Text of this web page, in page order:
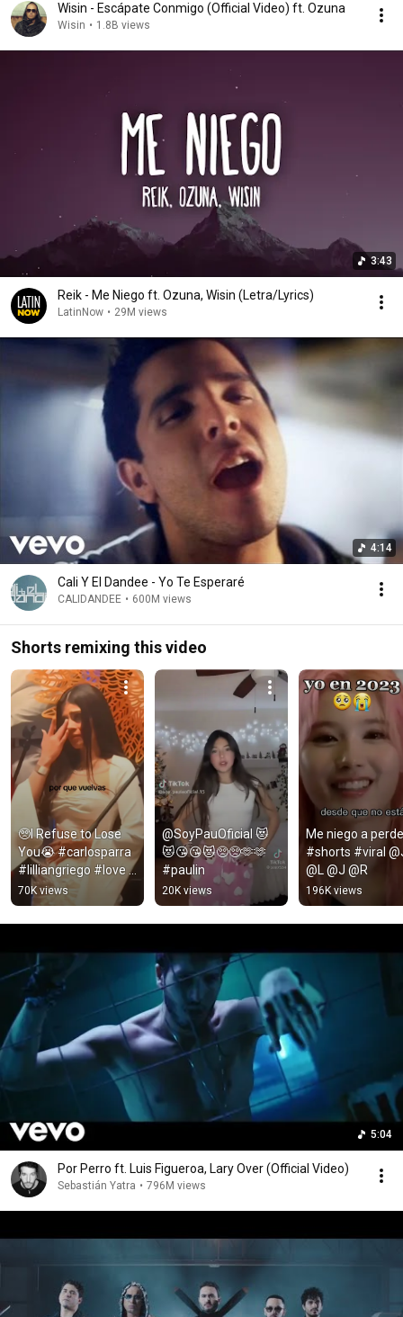
Wisin - Escápate Conmigo (Official Video) ft. Ozuna
Wisin • 1.8B views
3:43
Reik - Me Niego ft. Ozuna, Wisin (Letra/Lyrics)
LatinNow • 29M views
4:14
Cali Y El Dandee - Yo Te Esperaré
CALIDANDEE • 600M views
Shorts remixing this video
🥺I Refuse to Lose
You😭 #carlosparra
#lilliangriego #love
#fypシ #foryou
#viralshorts #viral
#love
70K views
@SoyPauOficial 😻
😻😘😘😻🥺🥺🫶🫶
#paulin
20K views
Me niego a
#shorts #viral
@L @J @R
196K views
5:04
Por Perro ft. Luis Figueroa, Lary Over (Official Video)
Sebastián Yatra • 796M views